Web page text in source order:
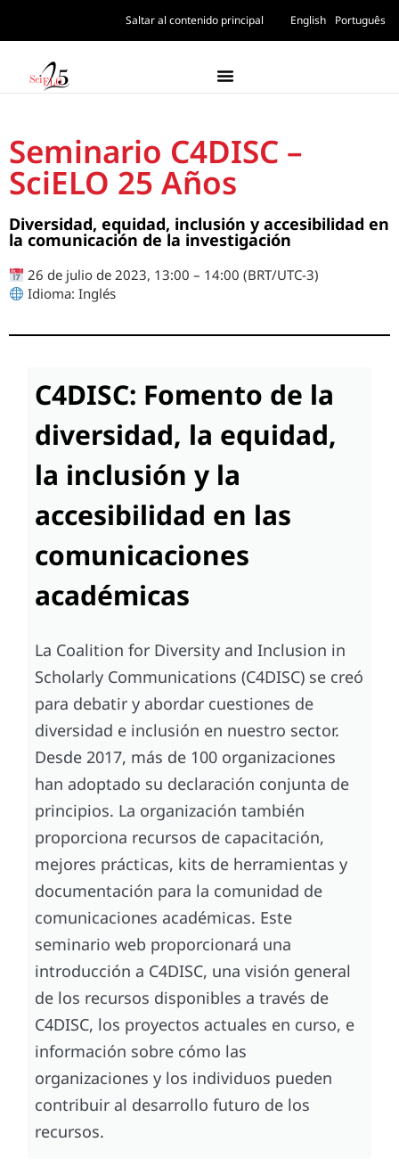
Saltar al contenido principal English Português
Seminario C4DISC –
SciELO 25 Años
Diversidad, equidad, inclusión y accesibilidad en
la comunicación de la investigación
26 de julio de 2023, 13:00 – 14:00 (BRT/UTC-3)
Idioma: Inglés
C4DISC: Fomento de la
diversidad, la equidad,
la inclusión y la
accesibilidad en las
comunicaciones
académicas
La Coalition for Diversity and Inclusion in
Scholarly Communications (C4DISC) se creó
para debatir y abordar cuestiones de
diversidad e inclusión en nuestro sector.
Desde 2017, más de 100 organizaciones
han adoptado su declaración conjunta de
principios. La organización también
proporciona recursos de capacitación,
mejores prácticas, kits de herramientas y
documentación para la comunidad de
comunicaciones académicas. Este
seminario web proporcionará una
introducción a C4DISC, una visión general
de los recursos disponibles a través de
C4DISC, los proyectos actuales en curso, e
información sobre cómo las
organizaciones y los individuos pueden
contribuir al desarrollo futuro de los
recursos.